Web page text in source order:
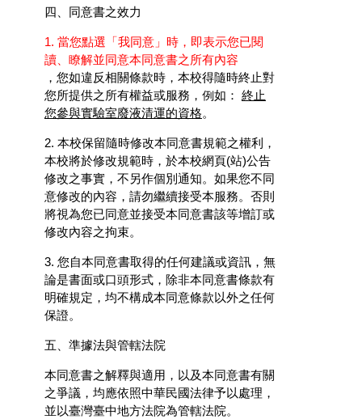
四、同意書之效力
1. 當您點選「我同意」時，即表示您已閱
讀、瞭解並同意本同意書之所有內容
，您如違反相關條款時，本校得隨時終止對
您所提供之所有權益或服務，例如： 終止
您參與實驗室廢液清運的資格。
2. 本校保留隨時修改本同意書規範之權利，
本校將於修改規範時，於本校網頁(站)公告
修改之事實，不另作個別通知。如果您不同
意修改的內容，請勿繼續接受本服務。否則
將視為您已同意並接受本同意書該等增訂或
修改內容之拘束。
3. 您自本同意書取得的任何建議或資訊，無
論是書面或口頭形式，除非本同意書條款有
明確規定，均不構成本同意條款以外之任何
保證。
五、準據法與管轄法院
本同意書之解釋與適用，以及本同意書有關
之爭議，均應依照中華民國法律予以處理，
並以臺灣臺中地方法院為管轄法院。